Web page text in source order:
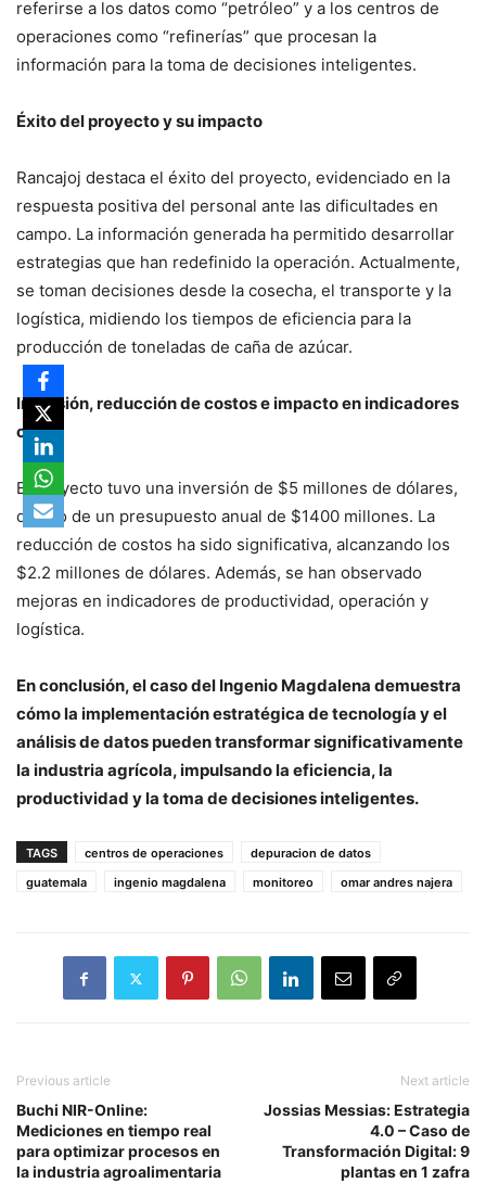
referirse a los datos como “petróleo” y a los centros de
operaciones como “refinerías” que procesan la
información para la toma de decisiones inteligentes.
Éxito del proyecto y su impacto
Rancajoj destaca el éxito del proyecto, evidenciado en la
respuesta positiva del personal ante las dificultades en
campo. La información generada ha permitido desarrollar
estrategias que han redefinido la operación. Actualmente,
se toman decisiones desde la cosecha, el transporte y la
logística, midiendo los tiempos de eficiencia para la
producción de toneladas de caña de azúcar.
Inversión, reducción de costos e impacto en indicadores
clave
El proyecto tuvo una inversión de $5 millones de dólares,
dentro de un presupuesto anual de $1400 millones. La
reducción de costos ha sido significativa, alcanzando los
$2.2 millones de dólares. Además, se han observado
mejoras en indicadores de productividad, operación y
logística.
En conclusión, el caso del Ingenio Magdalena demuestra
cómo la implementación estratégica de tecnología y el
análisis de datos pueden transformar significativamente
la industria agrícola, impulsando la eficiencia, la
productividad y la toma de decisiones inteligentes.
TAGS centros de operaciones
depuracion de datos
guatemala
ingenio magdalena monitoreo omar andres najera
Previous article
Buchi NIR-Online:
Mediciones en tiempo real
para optimizar procesos en
la industria agroalimentaria
Next article
Jossias Messias: Estrategia
4.0 – Caso de
Transformación Digital: 9
plantas en 1 zafra